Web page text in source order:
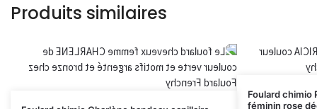
Produits similaires
Foulard chimio
féminin rose